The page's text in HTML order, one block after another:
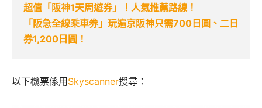
超值「阪神1天周遊券」！人氣推薦路線！
「阪急全線乘車券」玩遍京阪神只需700日圓、二日
券1,200日圓！
以下機票係用Skyscanner搜尋：